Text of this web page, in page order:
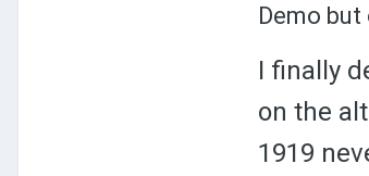
Demo
I finally
on the
1919